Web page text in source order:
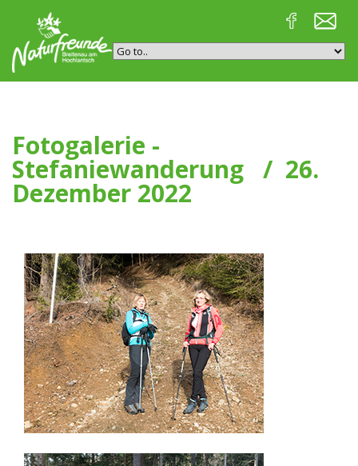
Fotogalerie -
Stefaniewanderung / 26.
Dezember 2022